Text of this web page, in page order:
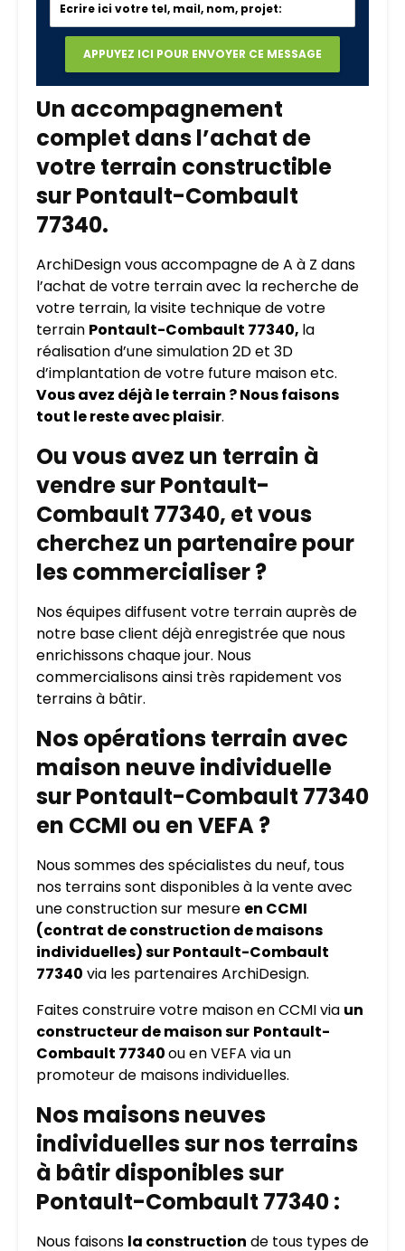
Un accompagnement
complet dans l’achat de
votre terrain constructible
sur Pontault-Combault
77340.
ArchiDesign vous accompagne de A à Z dans
l’achat de votre terrain avec la recherche de
votre terrain, la visite technique de votre
terrain Pontault-Combault 77340, la
réalisation d’une simulation 2D et 3D
d’implantation de votre future maison etc.
Vous avez déjà le terrain ? Nous faisons
tout le reste avec plaisir.
Ou vous avez un terrain à
vendre sur Pontault-
Combault 77340, et vous
cherchez un partenaire pour
les commercialiser ?
Nos équipes diffusent votre terrain auprès de
notre base client déjà enregistrée que nous
enrichissons chaque jour. Nous
commercialisons ainsi très rapidement vos
terrains à bâtir.
Nos opérations terrain avec
maison neuve individuelle
sur Pontault-Combault 77340
en CCMI ou en VEFA ?
Nous sommes des spécialistes du neuf, tous
nos terrains sont disponibles à la vente avec
une construction sur mesure en CCMI
(contrat de construction de maisons
individuelles) sur Pontault-Combault
77340 via les partenaires ArchiDesign.
Faites construire votre maison en CCMI via un
constructeur de maison sur Pontault-
Combault 77340ou en VEFA via un
promoteur de maisons individuelles.
Nos maisons neuves
individuelles sur nos terrains
à bâtir disponibles sur
Pontault-Combault 77340 :
Nous faisons la construction de tous types de